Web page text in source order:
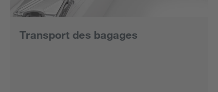
Transport des bagages